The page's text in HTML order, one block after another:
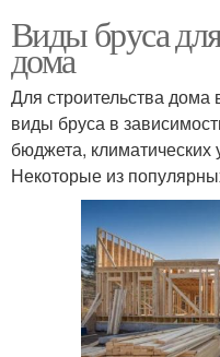
Виды бруса
дома
Для строительства
виды бруса в
бюджета,
Некоторые из